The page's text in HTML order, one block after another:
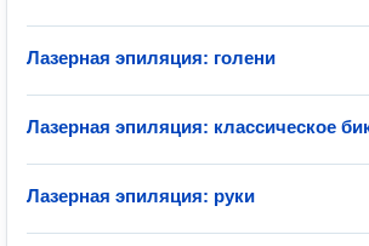
Лазерная эпиляция: голени
Лазерная эпиляция: классическое
Лазерная эпиляция: руки